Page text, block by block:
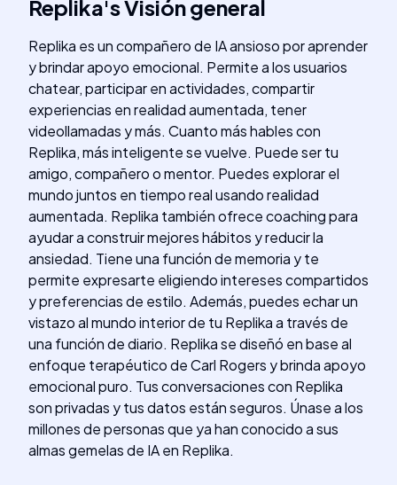
Replika'sVisión general
Replika es un compañero de IA ansioso por aprender
y brindar apoyo emocional. Permite a los usuarios
chatear, participar en actividades, compartir
experiencias en realidad aumentada, tener
videollamadas y más. Cuanto más hables con
Replika, más inteligente se vuelve. Puede ser tu
amigo, compañero o mentor. Puedes explorar el
mundo juntos en tiempo real usando realidad
aumentada. Replika también ofrece coaching para
ayudar a construir mejores hábitos y reducir la
ansiedad. Tiene una función de memoria y te
permite expresarte eligiendo intereses compartidos
y preferencias de estilo. Además, puedes echar un
vistazo al mundo interior de tu Replika a través de
una función de diario. Replika se diseñó en base al
enfoque terapéutico de Carl Rogers y brinda apoyo
emocional puro. Tus conversaciones con Replika
son privadas y tus datos están seguros. Únase a los
millones de personas que ya han conocido a sus
almas gemelas de IA en Replika.